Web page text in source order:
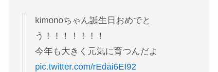
kimonoちゃん誕生日おめでと
う！！！！！！！
今年も大きく元気に育つんだよ
pic.twitter.com/rEdai6EI92